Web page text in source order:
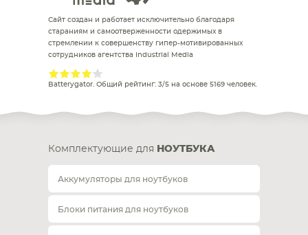
Сайт создан и работает исключительно благодаря
стараниям и самоотверженности одержимых в
стремлении к совершенству гипер-мотивированных
сотрудников агентства Industrial Media
Batterygator. Общий рейтинг: 3/5 на основе 5169 человек.
Комплектующие для НОУТБУКА
Аккумуляторы для ноутбуков
Блоки питания для ноутбуков